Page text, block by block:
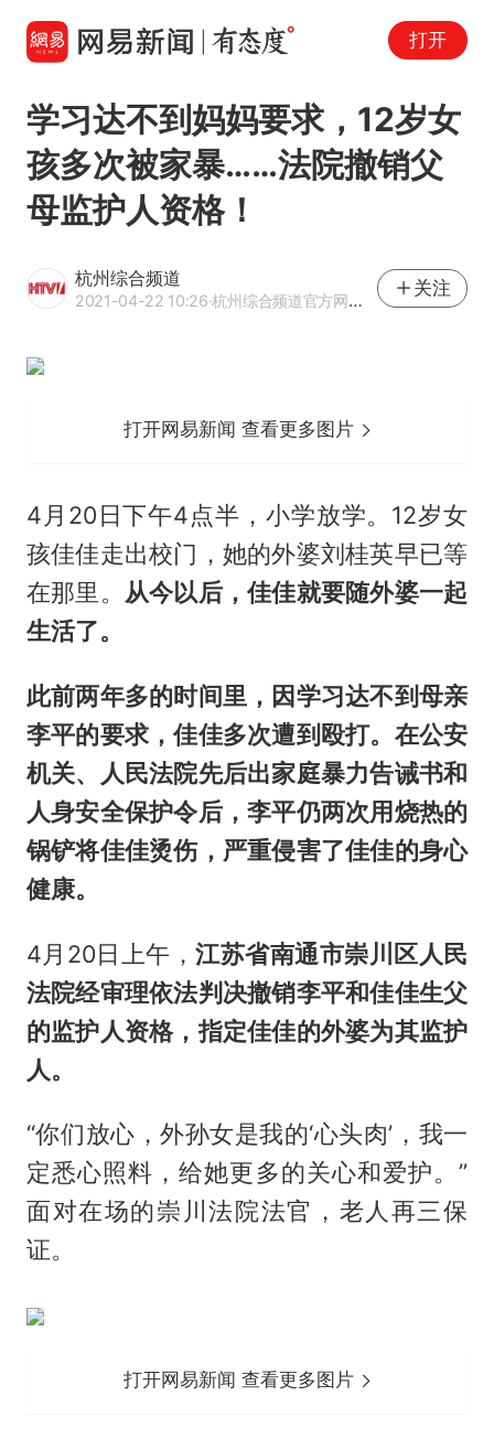
打开
学习达不到妈妈要求，12岁女
孩多次被家暴……法院撤销父
母监护人资格！
杭州综合频道
2021-04-22 10:26·杭州综合频道官方网易号
关注
打开网易新闻 查看更多图片
4月20日下午4点半，小学放学。12岁女
孩佳佳走出校门，她的外婆刘桂英早已等
在那里。 从今以后，佳佳就要随外婆一起
生活了。
此前两年多的时间里，因学习达不到母亲
李平的要求，佳佳多次遭到殴打。 在公安
机关、人民法院先后出家庭暴力告诫书和
人身安全保护令后，李平仍两次用烧热的
锅铲将佳佳烫伤，严重侵害了佳佳的身心
健康。
4月20日上午，江苏省南通市崇川区人民
法院经审理依法判决撤销李平和佳佳生父
的监护人资格，指定佳佳的外婆为其监护
人。
“你们放心，外孙女是我的‘心头肉’，我一
定悉心照料，给她更多的关心和爱护。”
面对在场的崇川法院法官，老人再三保
证。
打开网易新闻 查看更多图片